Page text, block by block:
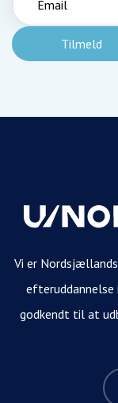
Vi er
godkendt til at